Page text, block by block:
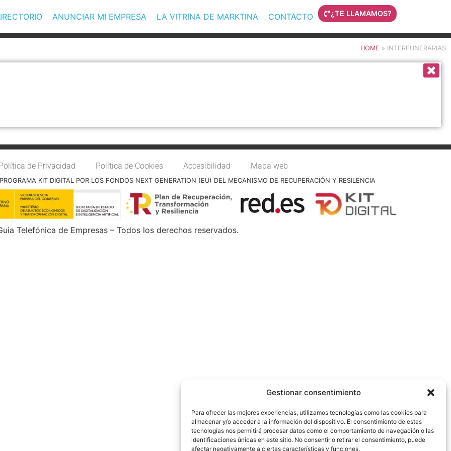
Gestionar consentimiento
Para ofrecer las mejores experiencias, utilizamos tecnologías como las cookies para
almacenar y/o acceder a la información del dispositivo. El consentimiento de estas
tecnologías nos permitirá procesar datos como el comportamiento de navegación o las
identificaciones únicas en este sitio. No consentir o retirar el consentimiento, puede
afectar negativamente a ciertas características y funciones.
ANUNCIAR MI EMPRESA LA VITRINA DE MARKTINA CONTACTO ¿TE LLAMAMOS?
HOME » INTERFUNERARIAS
de Privacidad Política de Cookies Accesibilidad Mapa web
KIT DIGITAL POR LOS FONDOS NEXT GENERATION (EU) DEL MECANISMO DE RECUPERACIÓN Y RESILENCIA
Telefónica de Empresas – Todos los derechos reservados.